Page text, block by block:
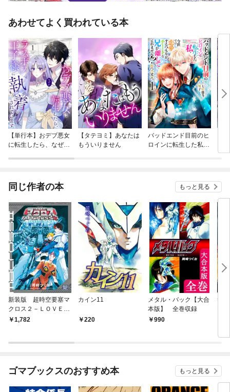
あわせてよく買われている本
【単行本】おデブ悪女
に転生したら、なぜか
【タテヨミ】あなたは
もういりません
バッドエンド目前のヒ
ロインに転生した私、
同じ作者の本 もっと見る
新装版 超時空要塞マ
クロス２－ＬＯＶＥＲ
Ｓ ＡＧＡＩＮ－
1,782
カイン11
220
メタル・バック【大合
本版】 全巻収録
990
サ
ゴマブックスのおすすめ本 もっと見る